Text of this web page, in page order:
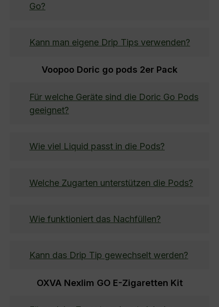
Go?
Kann man eigene Drip Tips verwenden?
Voopoo Doric go pods 2er Pack
Für welche Geräte sind die Doric Go Pods
geeignet?
Wie viel Liquid passt in die Pods?
Welche Zugarten unterstützen die Pods?
Wie funktioniert das Nachfüllen?
Kann das Drip Tip gewechselt werden?
OXVA Nexlim GO E-Zigaretten Kit